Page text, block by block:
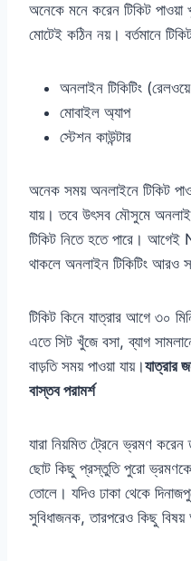
অনেকে মনে করেন টিকিট
মোটেই কঠিন নয়। বর্তমানে
অনলাইন টিকিটিং
মোবাইল অ্যাপ
স্টেশন কাউন্টার
অনেক সময় অনলাইনে টিকিট
যায়। তবে উৎসব মৌসুমে
টিকিট নিতে হতে পারে।
থাকলে অনলাইন টিকিটিং আরও
টিকিট কিনে যাত্রার আগে ৩০
এতে সিট খুঁজে বসা, ব্যাগ
বাড়তি সময় পাওয়া যায়।যাত্রার
বাস্তব পরামর্শ
যারা নিয়মিত ট্রেনে ভ্রমণ
ছোট কিছু প্রস্তুতি পুরো
তোলে। যদিও ঢাকা থেকে
সুবিধাজনক, তারপরেও কিছু